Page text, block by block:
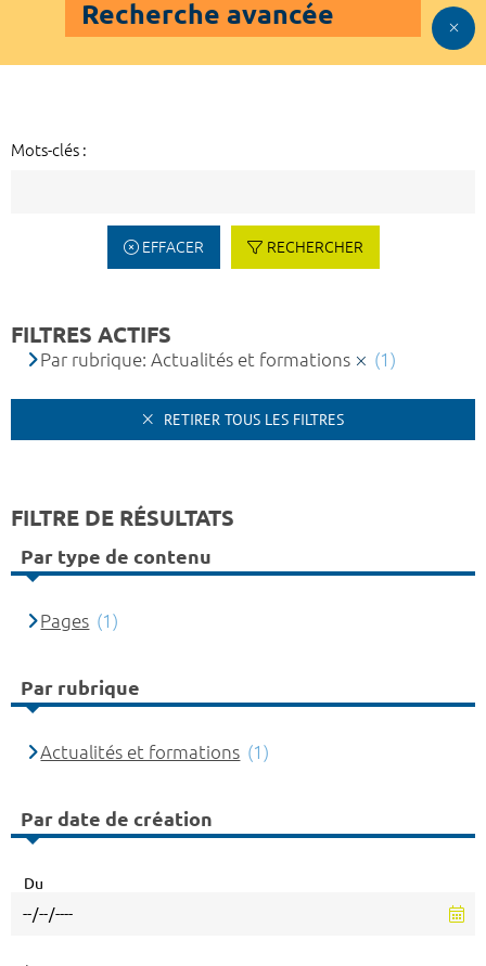
Recherche avancée
Mots-clés :
EFFACER RECHERCHER
FILTRES ACTIFS
Par rubrique: Actualités et formations (1)
RETIRER TOUS LES FILTRES
FILTRE DE RÉSULTATS
Par type de contenu
Pages (1)
Par rubrique
Actualités et formations (1)
Par date de création
Du